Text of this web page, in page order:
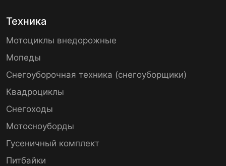
Техника
Мотоциклы внедорожные
Мопеды
Снегоуборочная техника (снегоуборщики)
Квадроциклы
Снегоходы
Мотосноуборды
Гусеничный комплект
Питбайки